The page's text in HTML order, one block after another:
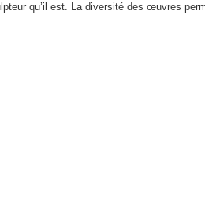
qu’il est. La diversité des œuvres